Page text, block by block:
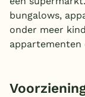
bungalows,
onder meer
appartementen